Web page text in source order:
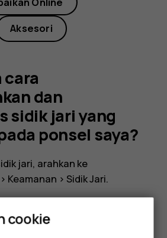
Aksesori
cara
dan
sidik jari yang
ponsel saya?
jari, arahkan ke
> Keamanan > Sidik Jari.
cookie